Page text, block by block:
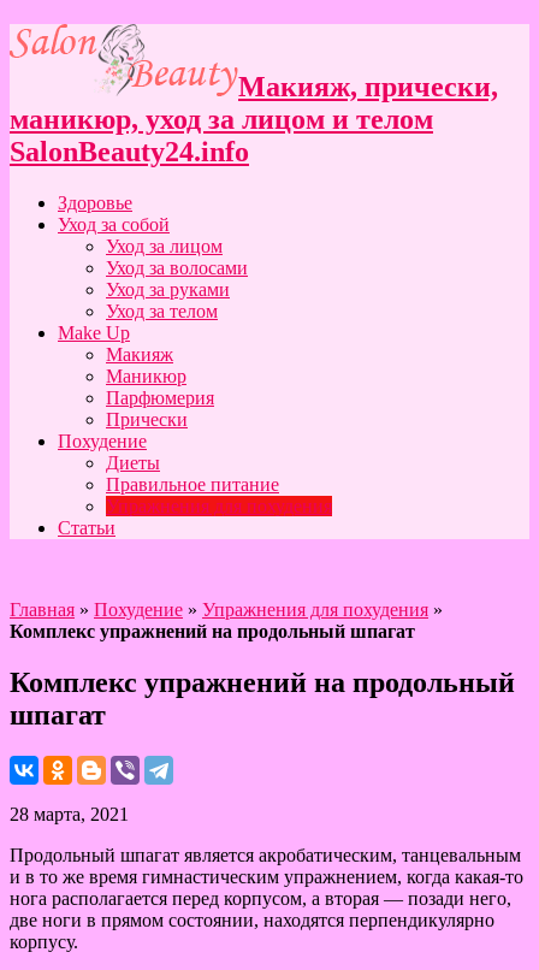
Макияж, прически,
маникюр, уход за лицом и телом
SalonBeauty24.info
Здоровье
Уход за собой
Уход за лицом
Уход за волосами
Уход за руками
Уход за телом
Make Up
Макияж
Маникюр
Парфюмерия
Прически
Похудение
Диеты
Правильное питание
Упражнения для похудения
Статьи
Главная » Похудение » Упражнения для похудения »
Комплекс упражнений на продольный шпагат
Комплекс упражнений на продольный
шпагат
28 марта, 2021
Продольный шпагат является акробатическим, танцевальным
и в то же время гимнастическим упражнением, когда какая-то
нога располагается перед корпусом, а вторая — позади него,
две ноги в прямом состоянии, находятся перпендикулярно
корпусу.